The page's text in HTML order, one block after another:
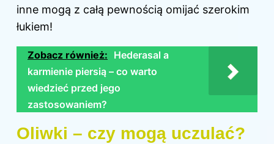
inne mogą z całą pewnością omijać szerokim
łukiem!
Zobacz również: Hederasal a
karmienie piersią – co warto
wiedzieć przed jego
zastosowaniem?
Oliwki – czy mogą uczulać?